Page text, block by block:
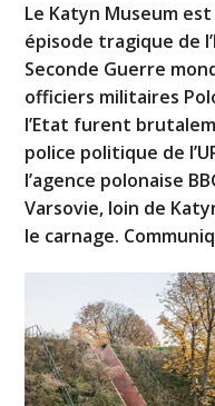
Le Katyn Museum
épisode tragique de
Seconde Guerre
officiers militaires
l’Etat furent
police politique de
l’agence polonaise
Varsovie, loin de
le carnage.